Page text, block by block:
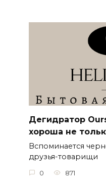
Дегидратор
хороша не
Вспоминается
друзья-товарищи
0 871